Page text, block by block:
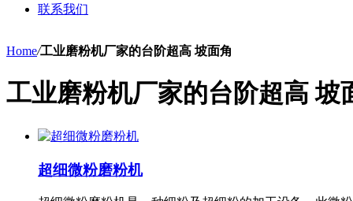
联系我们
Home/工业磨粉机厂家的台阶超高 坡面角
工业磨粉机厂家的台阶超高 坡
超细微粉磨粉机